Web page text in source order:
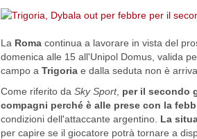
La Roma continua a lavorare in vista del
domenica alle 15 all'Unipol Domus, valida
campo a Trigoria e dalla seduta non è
Come riferito da Sky Sport, per il secondo
compagni perché è alle prese con la
condizioni dell'attaccante argentino. La
per capire se il giocatore potrà tornare a